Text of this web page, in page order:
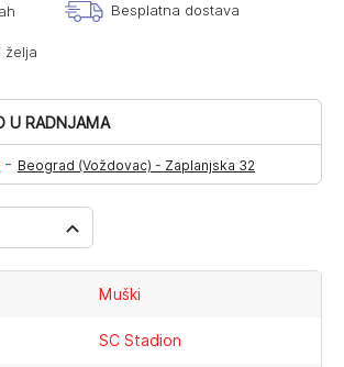
Besplatna dostava
želja
U RADNJAMA
- Beograd (Voždovac) - Zaplanjska 32
Muški
SC Stadion